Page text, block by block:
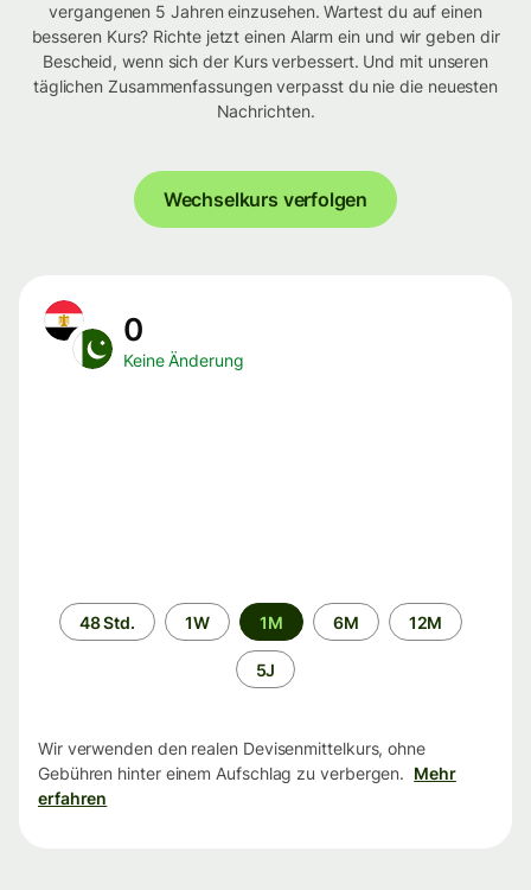
vergangenen 5 Jahren einzusehen. Wartest du auf einen
besseren Kurs? Richte jetzt einen Alarm ein und wir geben dir
Bescheid, wenn sich der Kurs verbessert. Und mit unseren
täglichen Zusammenfassungen verpasst du nie die neuesten
Nachrichten.
Wechselkurs verfolgen
0
Keine Änderung
Zeitraum
48 Std. 1W 1M 6M 12M
5J
Wir verwenden den realen Devisenmittelkurs, ohne
Gebühren hinter einem Aufschlag zu verbergen. Mehr
erfahren